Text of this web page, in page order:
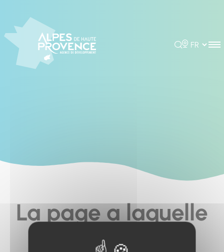
Rechercher
Choisir la
La page a laquelle
vous cherchez à